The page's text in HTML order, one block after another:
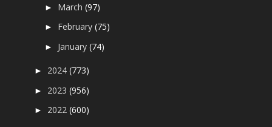
► March(97)
► February(75)
► January(74)
► 2024(773)
► 2023(956)
► 2022(600)